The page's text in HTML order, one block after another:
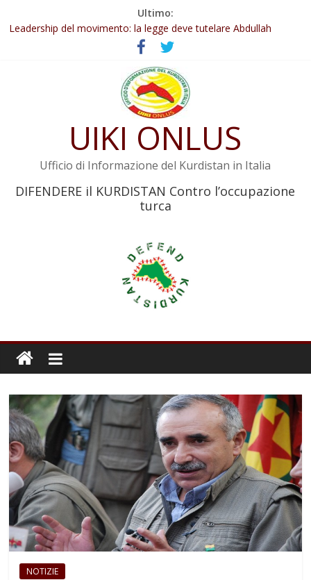
Ultimo:
Abdullah Öcalan: Le legge negativa deve essere trasformata in
legge positiva
Leadership del movimento: la legge deve tutelare Abdullah
Commissione donne del KNK: Şengal è di nuovo sotto minaccia
Non tenere conto della situazione di Rêber Apo ostacolerebbe
Il KNK chiede un’azione internazionale contro i crimini di guerra
UIKI ONLUS
Ufficio di Informazione del Kurdistan in Italia
DIFENDERE il KURDISTAN Contro l’occupazione
turca
NOTIZIE